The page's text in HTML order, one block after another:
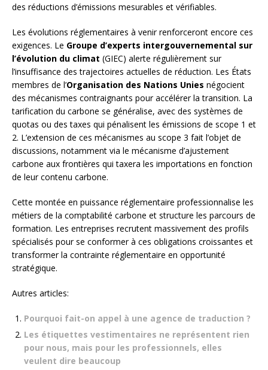
des réductions d’émissions mesurables et vérifiables.
Les évolutions réglementaires à venir renforceront encore ces
exigences. Le Groupe d’experts intergouvernemental sur
l’évolution du climat (GIEC) alerte régulièrement sur
l’insuffisance des trajectoires actuelles de réduction. Les États
membres de l’Organisation des Nations Unies négocient
des mécanismes contraignants pour accélérer la transition. La
tarification du carbone se généralise, avec des systèmes de
quotas ou des taxes qui pénalisent les émissions de scope 1 et
2. L’extension de ces mécanismes au scope 3 fait l’objet de
discussions, notamment via le mécanisme d’ajustement
carbone aux frontières qui taxera les importations en fonction
de leur contenu carbone.
Cette montée en puissance réglementaire professionnalise les
métiers de la comptabilité carbone et structure les parcours de
formation. Les entreprises recrutent massivement des profils
spécialisés pour se conformer à ces obligations croissantes et
transformer la contrainte réglementaire en opportunité
stratégique.
Autres articles:
Pourquoi fait-on appel à une agence de traduction ?
Les étiquettes vestimentaires ne représentent rien
pour nous, mais pour les professionnels, elles
veulent dire beaucoup